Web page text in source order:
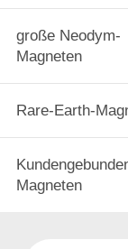
große Neodym-
Magneten
Rare-Earth-
Magneten